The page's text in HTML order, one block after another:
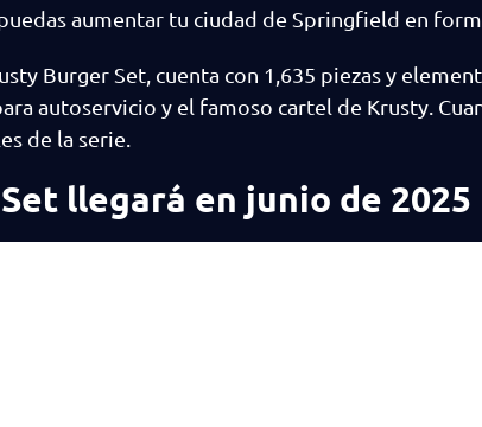
aumentar tu ciudad de Springfield en
Burger Set, cuenta con 1,635 piezas y
autoservicio y el famoso cartel de Krusty.
de la serie.
llegará en junio de 2025